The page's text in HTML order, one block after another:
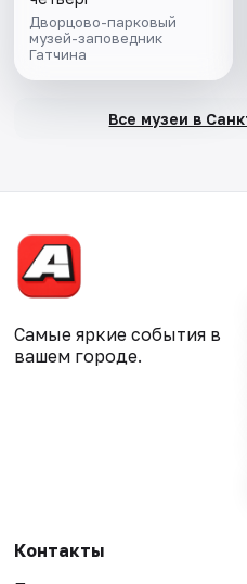
Дворцово-парковый
музей-заповедник
Гатчина
Все музеи в
Самые яркие события в
вашем городе.
Контакты